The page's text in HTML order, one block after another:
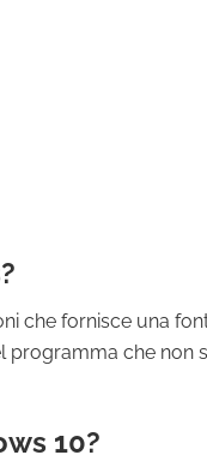
che fornisce una
che
10?